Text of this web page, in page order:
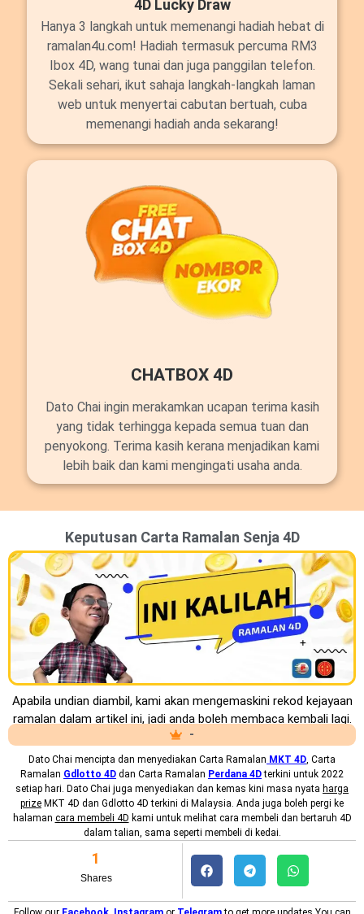
4D Lucky Draw
Hanya 3 langkah untuk memenangi hadiah hebat di
ramalan4u.com! Hadiah termasuk percuma RM3
Ibox 4D, wang tunai dan juga panggilan telefon.
Sekali sehari, ikut sahaja langkah-langkah laman
web untuk menyertai cabutan bertuah, cuba
memenangi hadiah anda sekarang!
CHATBOX 4D
Dato Chai ingin merakamkan ucapan terima kasih
yang tidak terhingga kepada semua tuan dan
penyokong. Terima kasih kerana menjadikan kami
lebih baik dan kami mengingati usaha anda.
Keputusan Carta Ramalan Senja 4D
Apabila undian diambil, kami akan mengemaskini rekod kejayaan
ramalan dalam artikel ini, jadi anda boleh membaca kembali lagi.
-
Dato Chai mencipta dan menyediakan Carta Ramalan MKT 4D , Carta
Ramalan Gdlotto 4D dan Carta Ramalan Perdana 4Dterkini untuk 2022
setiap hari. Dato Chai juga menyediakan dan kemas kini masa nyata harga
prize MKT 4D dan Gdlotto 4D terkini di Malaysia. Anda juga boleh pergi ke
halaman cara membeli 4D kami untuk melihat cara membeli dan bertaruh 4D
dalam talian, sama seperti membeli di kedai.
Shares
1